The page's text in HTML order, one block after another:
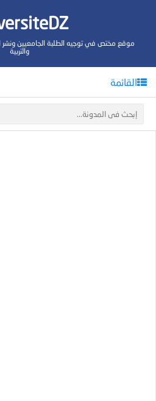
موقع مختص في توجيه الطلبة الجامعيين ونشر
والتربية
القائمة